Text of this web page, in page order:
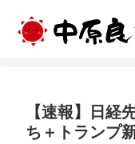
【速報】日経
ち＋トランプ